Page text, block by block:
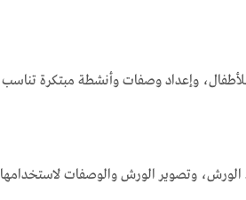
وإعداد وصفات وأنشطة مبتكرة تناسب
الورش، وتصوير الورش والوصفات لاستخدامها